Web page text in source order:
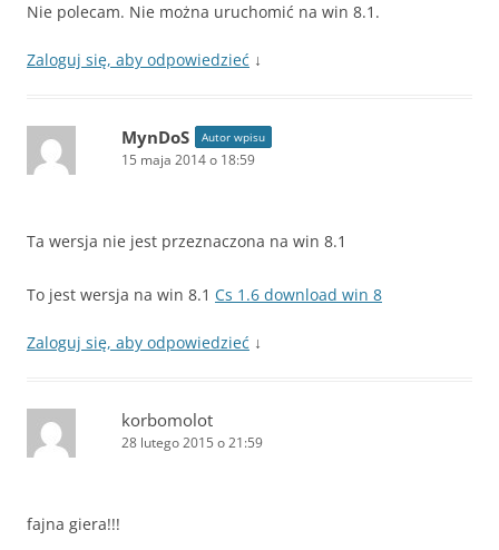
Nie polecam. Nie można uruchomić na win 8.1.
Zaloguj się, aby odpowiedzieć ↓
MynDoS Autor wpisu
15 maja 2014 o 18:59
Ta wersja nie jest przeznaczona na win 8.1
To jest wersja na win 8.1 Cs 1.6 download win 8
Zaloguj się, aby odpowiedzieć ↓
korbomolot
28 lutego 2015 o 21:59
fajna giera!!!